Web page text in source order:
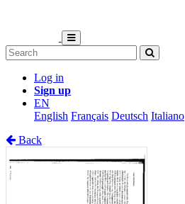
Log in
Sign up
EN
English Français Deutsch Italiano
Back